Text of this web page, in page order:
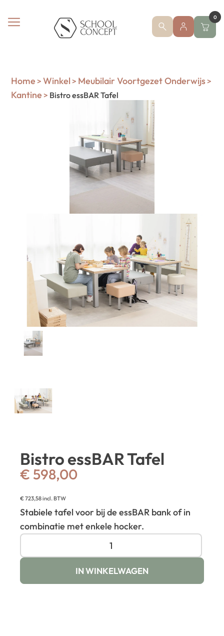
0
Home > Winkel > Meubilair Voortgezet Onderwijs>
Kantine > Bistro essBAR Tafel
Bistro essBAR Tafel
€ 598,00
€723,58incl. BTW
Stabiele tafel voor bij de essBAR bank of in
combinatie met enkele hocker.
IN WINKELWAGEN